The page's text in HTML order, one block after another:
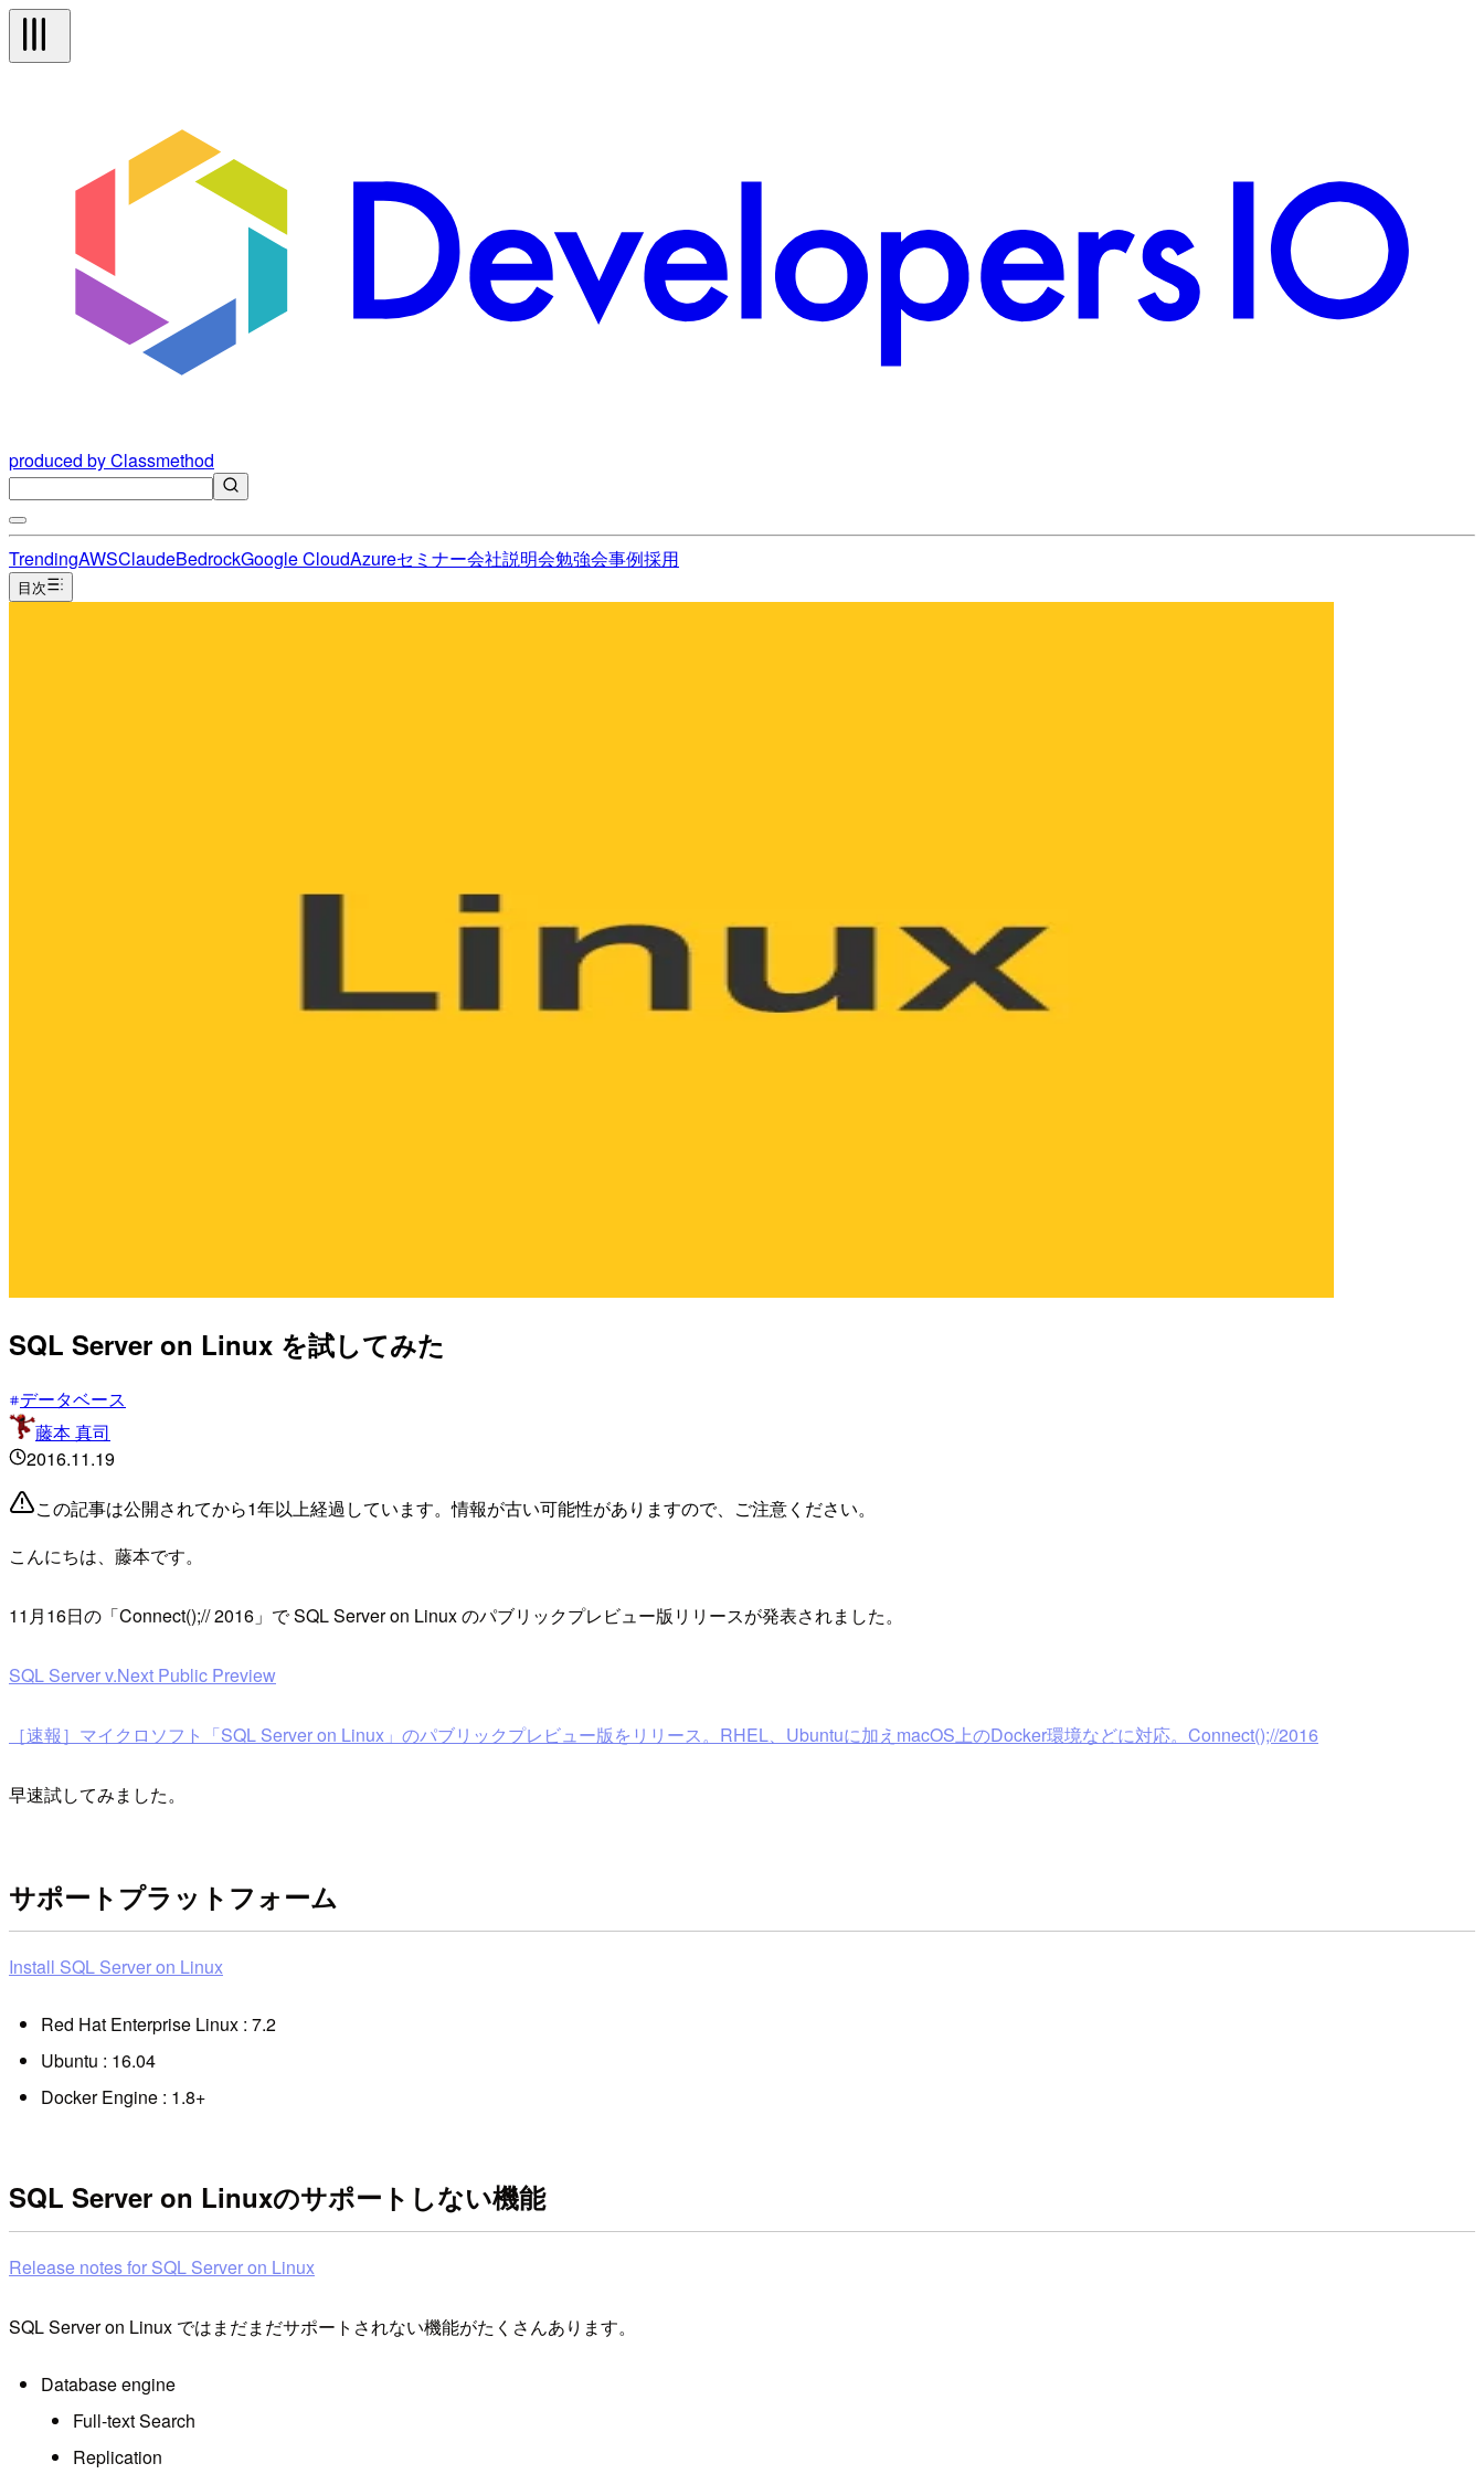
produced by Classmethod
TrendingAWSClaudeBedrockGoogle CloudAzureセミナー会社説明会勉強会事例採用
目次
SQL Server on Linux を試してみた
データベース
藤本 真司
2016.11.19
この記事は公開されてから1年以上経過しています。情報が古い可能性がありますので、ご注意ください。
こんにちは、藤本です。
11月16日の「Connect();// 2016」で SQL Server on Linux のパブリックプレビュー版リリースが発表されました。
SQL Server v.Next Public Preview
［速報］マイクロソフト「SQL Server on Linux」のパブリックプレビュー版をリリース。RHEL、Ubuntuに加えmacOS上のDocker環境などに対応。Connect();//2016
早速試してみました。
サポートプラットフォーム
Install SQL Server on Linux
Red Hat Enterprise Linux : 7.2
Ubuntu : 16.04
Docker Engine : 1.8+
SQL Server on Linuxのサポートしない機能
Release notes for SQL Server on Linux
SQL Server on Linux ではまだまだサポートされない機能がたくさんあります。
Database engine
Full-text Search
Replication